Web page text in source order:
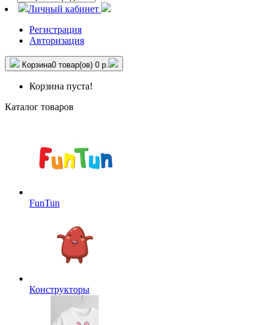
Личный кабинет
Регистрация
Авторизация
Корзина0 товар(ов) 0 р.
Корзина пуста!
Каталог товаров
FunTun
Конструкторы